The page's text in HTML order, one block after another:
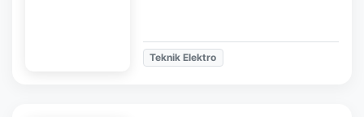
Teknik Elektro